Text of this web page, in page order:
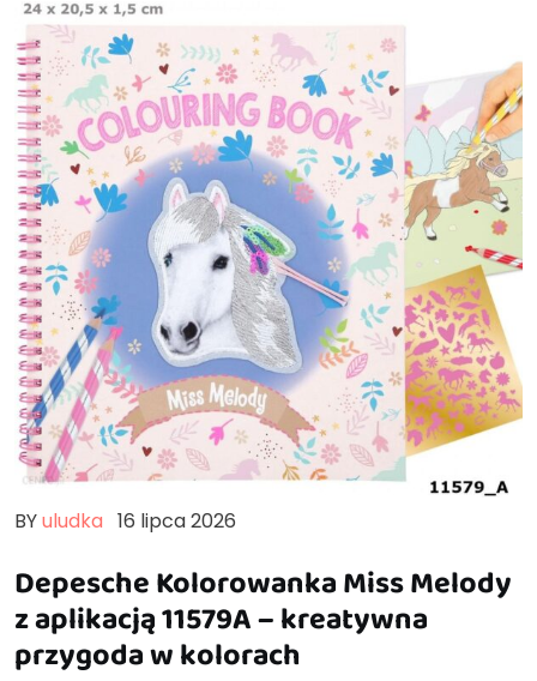
BYuludka 16 lipca 2026
Depesche Kolorowanka Miss Melody
z aplikacją 11579A – kreatywna
przygoda w kolorach